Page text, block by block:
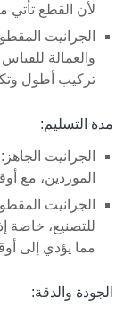
لأن القطع
الجرانيت
والعمالة
تركيب أطول
مدة التسليم:
الجرانيت
الموردين، مع
الجرانيت
للتصنيع، خاصة
مما يؤدي إلى
الجودة والدقة: